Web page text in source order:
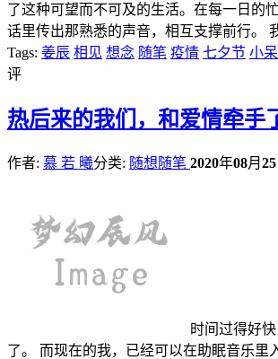
了这种可望而不可及的生活。在每一日的
话里传出那熟悉的声音，相互支撑前行。
Tags: 姜辰 相见 想念 随笔 疫情 七夕节 小
评
热后来的我们，和爱情牵手
作者: 慕 若 曦分类: 随想随笔 2020年08月 25
时间过得好
了。 而现在的我，已经可以在助眠音乐里